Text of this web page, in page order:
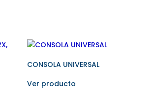
CONSOLA UNIVERSAL
Ver producto